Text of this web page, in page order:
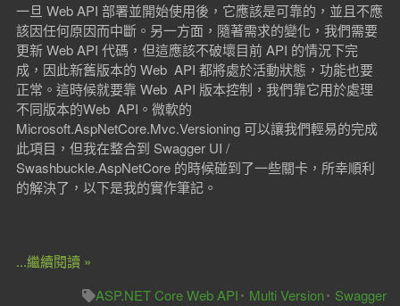
一旦 Web API 部署並開始使用後，它應該是可靠的，並且不應
該因任何原因而中斷。另一方面，隨著需求的變化，我們需要
更新 Web API 代碼，但這應該不破壞目前 API 的情況下完
成，因此新舊版本的 Web API 都將處於活動狀態，功能也要
正常。這時候就要靠 Web API 版本控制，我們靠它用於處理
不同版本的Web API。微軟的
Microsoft.AspNetCore.Mvc.Versioning 可以讓我們輕易的完成
此項目，但我在整合到 Swagger UI /
Swashbuckle.AspNetCore 的時候碰到了一些關卡，所幸順利
的解決了，以下是我的實作筆記。
...繼續閱讀 »
ASP.NET Core Web API
Multi Version
Swagger